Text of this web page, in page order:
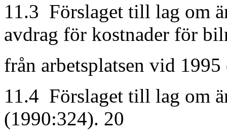
11.3 Förslaget till lag om
avdrag för kostnader för
från arbetsplatsen vid
11.4 Förslaget till lag om
(1990:324). 20